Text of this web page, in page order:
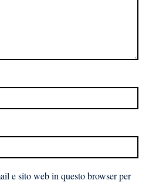
e sito web in questo browser per